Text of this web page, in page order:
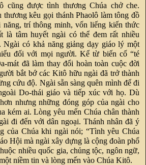
cũng được tình thương Chúa chở che.
thương kêu gọi thánh Phaolô làm tông đồ
năng, trí thông minh, vốn liếng kiến thức
là tâm huyết ngài có thể đem rất nhiều
có khả năng giảng dạy giáo lý một
đối với mọi người. Kể từ biến cố “té
mát đã làm thay đổi hoàn toàn cuộc đời
bắt bớ các Kitô hữu ngài đã trở thành
cứu độ. Ngài sẵn sàng quên mình để đi
Do-thái giáo và tiếp xúc với họ. Dù
nhưng những đóng góp của ngài cho
kém ai. Lòng yêu mến Chúa chân thành
đi đến với dân ngoại. Thánh nhân đã ý
của Chúa khi ngài nói; “Tình yêu Chúa
Hội mà ngài xây dựng là cộng đoàn phổ
nhiều quốc gia, chủng tộc, ngôn ngữ,
niềm tin và lòng mến vào Chúa Kitô.